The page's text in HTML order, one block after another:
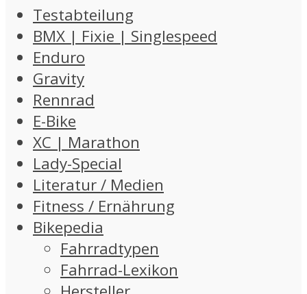
Testabteilung
BMX | Fixie | Singlespeed
Enduro
Gravity
Rennrad
E-Bike
XC | Marathon
Lady-Special
Literatur / Medien
Fitness / Ernährung
Bikepedia
Fahrradtypen
Fahrrad-Lexikon